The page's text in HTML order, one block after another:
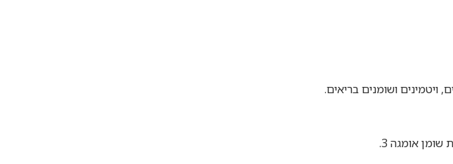
ושומנים בריאים.